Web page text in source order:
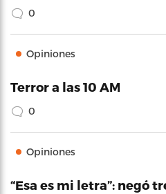
0
Opiniones
Terror a las 10 AM
0
Opiniones
“Esa es mi letra”: negó